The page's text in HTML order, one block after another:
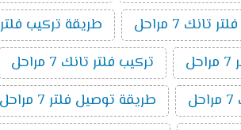
7 مراحل
طريقة تركيب
تركيب فلتر تانك 7 مراحل
طريقة توصيل فلتر 7 مراحل